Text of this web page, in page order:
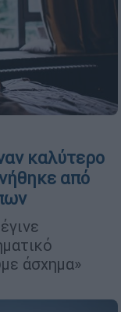
καλύτερο
από
άσχημα»